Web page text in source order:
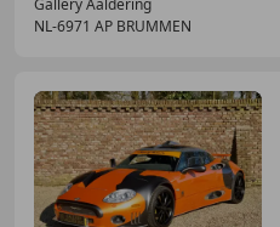
Gallery Aaldering
NL-6971 AP BRUMMEN